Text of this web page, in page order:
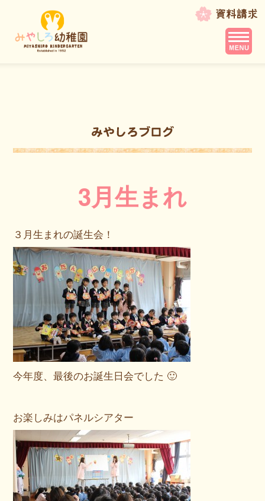
3月生まれ
３月生まれの誕生会！
今年度、最後のお誕生日会でした 🙂
お楽しみはパネルシアター